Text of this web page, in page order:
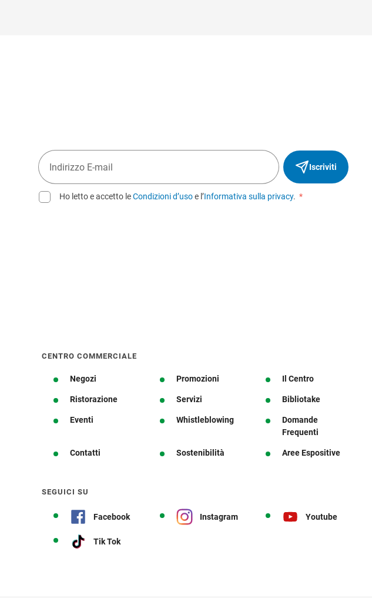
Iscriviti
Ho letto e accetto leCondizioni d’usoe l’Informativa sulla privacy. *
CENTRO COMMERCIALE
Negozi Promozioni Il Centro
Ristorazione Servizi Bibliotake
Eventi Whistleblowing
Domande
Frequenti
Contatti Sostenibilità Aree Espositive
SEGUICI SU
Facebook Instagram Youtube
Tik Tok